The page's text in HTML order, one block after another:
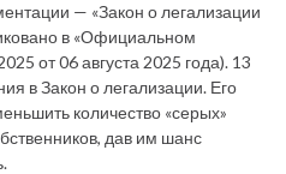
— «Закон о легализации
в «Официальном
от 06 августа 2025 года). 13
в Закон о легализации. Его
количество «серых»
дав им шанс